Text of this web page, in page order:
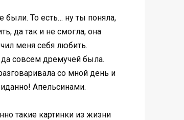
То есть… ну ты поняла,
да так и не смогла, она
меня себя любить.
да совсем дремучей была.
со мной день и
Апельсинами.
такие картинки из жизни